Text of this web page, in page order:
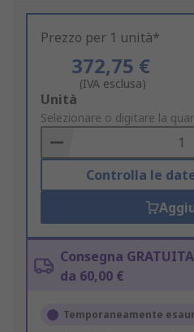
Prezzo per 1 unità*
372,75 €
(IVA esclusa)
Add
to
Basket
Unità
Selezionare o digitare la
Controlla le
Consegna
da 60,00 €
Temporaneamente